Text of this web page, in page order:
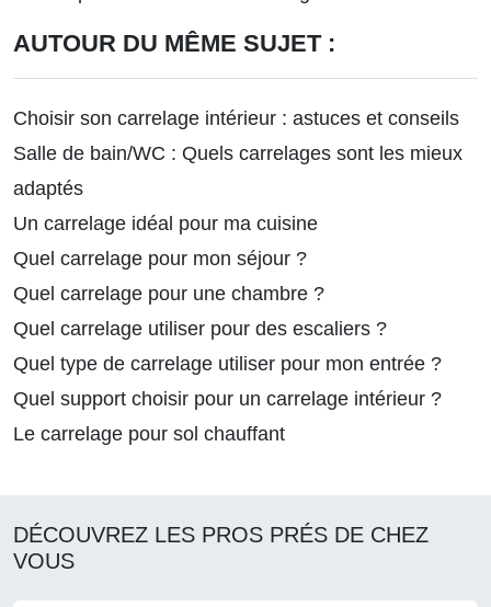
AUTOUR DU MÊME SUJET :
Choisir son carrelage intérieur : astuces et conseils
Salle de bain/WC : Quels carrelages sont les mieux
adaptés
Un carrelage idéal pour ma cuisine
Quel carrelage pour mon séjour ?
Quel carrelage pour une chambre ?
Quel carrelage utiliser pour des escaliers ?
Quel type de carrelage utiliser pour mon entrée ?
Quel support choisir pour un carrelage intérieur ?
Le carrelage pour sol chauffant
DÉCOUVREZ LES PROS PRÉS DE CHEZ
VOUS